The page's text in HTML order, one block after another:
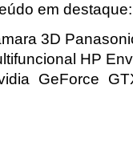
em destaque:
3D
HP
GeForce